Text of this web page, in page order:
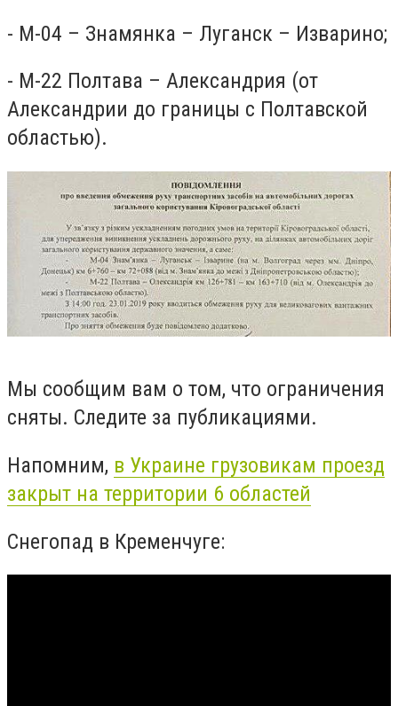
- М-04 – Знамянка – Луганск – Изварино;
- М-22 Полтава – Александрия (от
Александрии до границы с Полтавской
областью).
Мы сообщим вам о том, что ограничения
сняты. Следите за публикациями.
Напомним, в Украине грузовикам проезд
закрыт на территории 6 областей
Снегопад в Кременчуге: